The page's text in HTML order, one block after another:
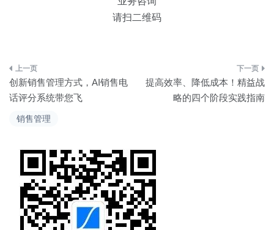
销售管理
请扫二维码
文
章
导
航
创新销售管理方式，AI销售电
话评分系统带您飞
提高效率、降低成本！精益战
略的四个阶段实践指南